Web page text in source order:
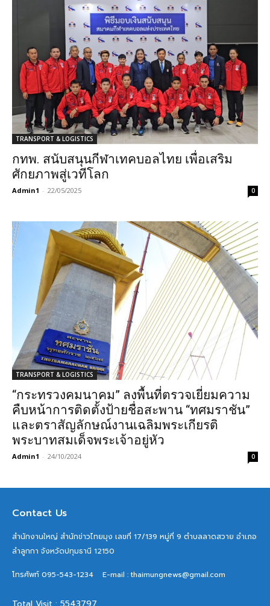
TRANSPORT & LOGISTICS
กทพ. สนับสนุนกีฬาเทคบอลไทย เพื่อเสริม
ศักยภาพสู่เวทีโลก
Admin1 - 22/05/2025 0
TRANSPORT & LOGISTICS
“กระทรวงคมนาคม” ลงพื้นที่ตรวจเยี่ยมความ
คืบหน้าการติดตั้งป้ายชื่อสะพาน “ทศมราชัน”
และตราสัญลักษณ์งานเฉลิมพระเกียรติ
พระบาทสมเด็จพระเจ้าอยู่หัว
Admin1 - 24/10/2024 0
Contact Us
สำนักงานใหญ่ สำนักข่าวไทยมุง เลขที่ 17/139 หมู่ที่ 9 ตำบลลาดสวาย อำเภอ
ลำลูกกา จังหวัดปทุมธานี 12150
โทรศัพท์ 095-543-1234 E-mail : thaimungnews@gmail.com